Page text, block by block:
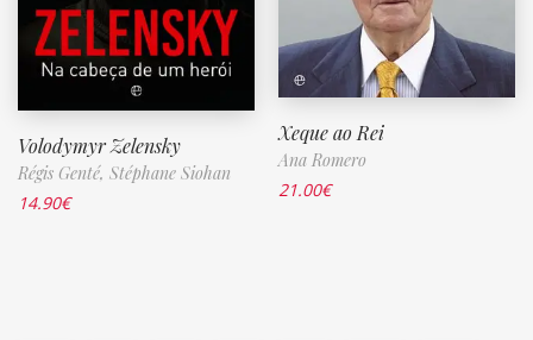
Volodymyr Zelensky
Régis Genté, Stéphane Siohan
14.90€
Xeque ao Rei
Ana Romero
21.00€